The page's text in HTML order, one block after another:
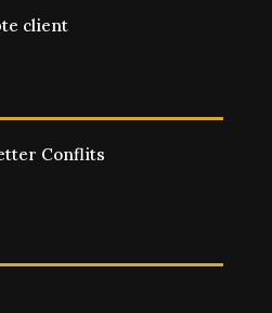
client
Conflits